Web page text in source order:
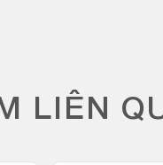
LIÊN